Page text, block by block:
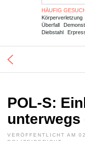
HÄUFIG
Körperverletzung
Überfall
Diebstahl
POL-S:
unterwegs
VERÖFFENTLICHT AM